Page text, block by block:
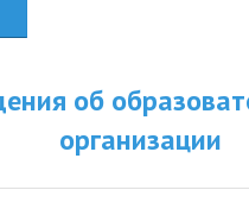
об
организации